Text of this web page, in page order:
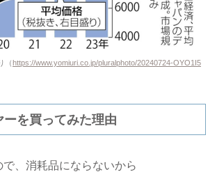
（https://www.yomiuri.co.jp/pluralphoto/20240724-OYO1I5
を買ってみた理由
、消耗品にならないから